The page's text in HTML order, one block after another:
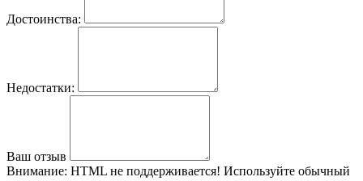
Достоинства:
Недостатки:
Ваш отзыв
Внимание: HTML не поддерживается! Используйте обычный